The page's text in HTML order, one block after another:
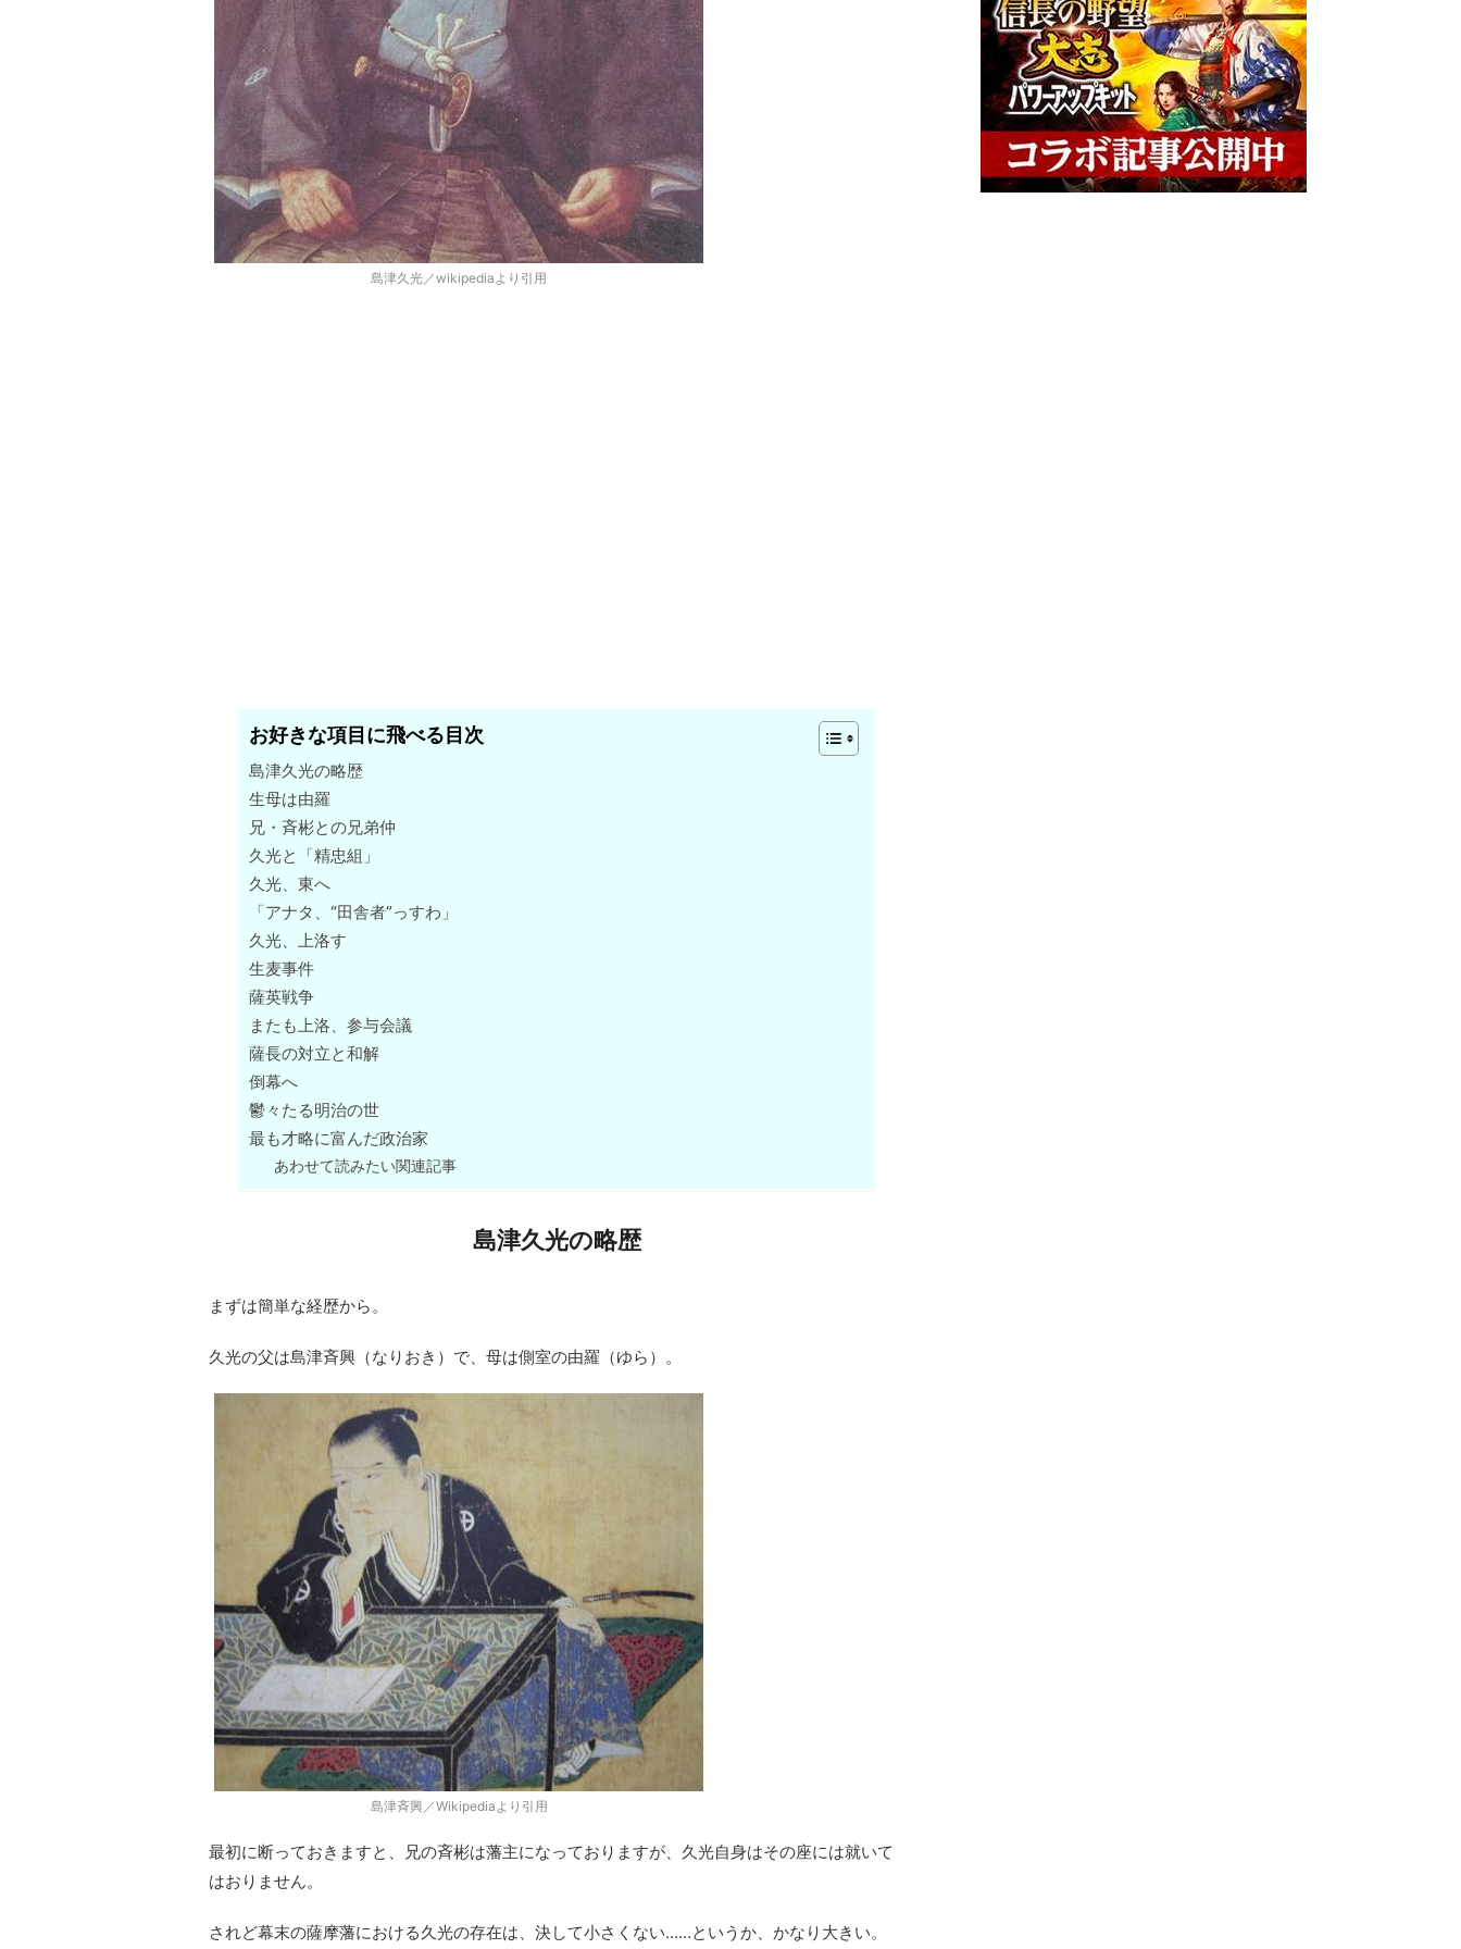
島津久光／wikipediaより引用
お好きな項目に飛べる目次
島津久光の略歴
生母は由羅
兄・斉彬との兄弟仲
久光と「精忠組」
久光、東へ
「アナタ、“田舎者”っすわ」
久光、上洛す
生麦事件
薩英戦争
またも上洛、参与会議
薩長の対立と和解
倒幕へ
鬱々たる明治の世
最も才略に富んだ政治家
あわせて読みたい関連記事
島津久光の略歴
まずは簡単な経歴から。
久光の父は島津斉興（なりおき）で、母は側室の由羅（ゆら）。
島津斉興／Wikipediaより引用
最初に断っておきますと、兄の斉彬は藩主になっておりますが、久光自身はその座には就いて
はおりません。
されど幕末の薩摩藩における久光の存在は、決して小さくない……というか、かなり大きい。